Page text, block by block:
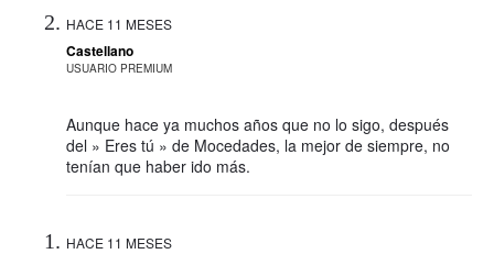
HACE 11 MESES
Castellano
USUARIO PREMIUM
Aunque hace ya muchos años que no lo sigo, después
del » Eres tú » de Mocedades, la mejor de siempre, no
tenían que haber ido más.
HACE 11 MESES